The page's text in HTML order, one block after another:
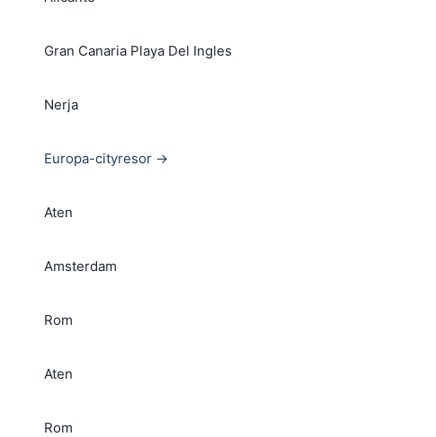
Gran Canaria Playa Del Ingles
Nerja
Europa-cityresor →
Aten
Amsterdam
Rom
Aten
Rom